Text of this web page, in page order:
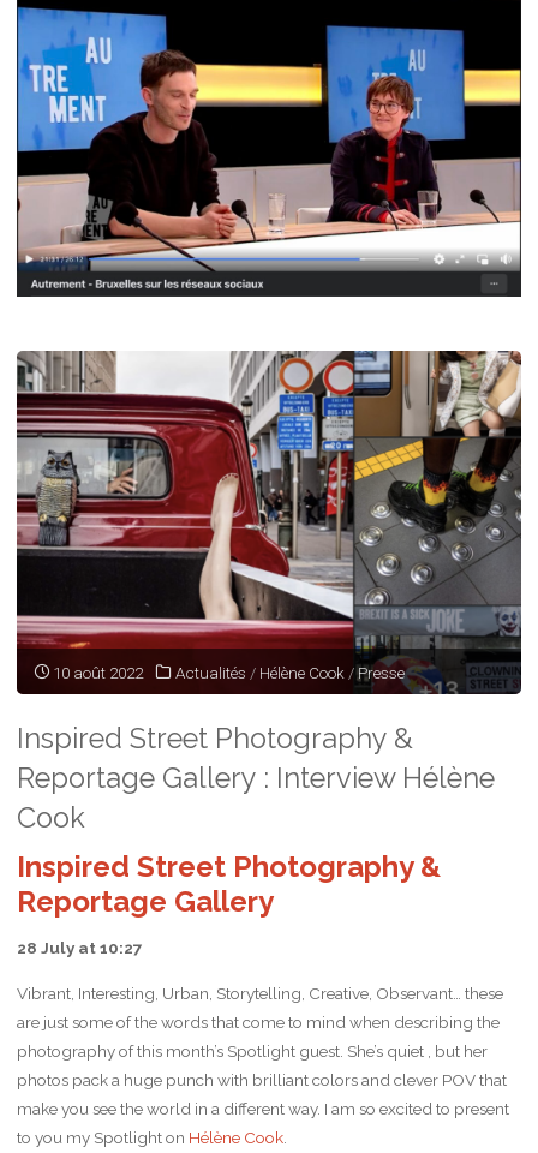
10 août 2022 Actualités / Hélène Cook / Presse
Inspired Street Photography &
Reportage Gallery : Interview Hélène
Cook
Inspired Street Photography &
Reportage Gallery
28 July at 10:27
Vibrant, Interesting, Urban, Storytelling, Creative, Observant… these
are just some of the words that come to mind when describing the
photography of this month’s Spotlight guest. She’s quiet , but her
photos pack a huge punch with brilliant colors and clever POV that
make you see the world in a different way. I am so excited to present
to you my Spotlight on Hélène Cook